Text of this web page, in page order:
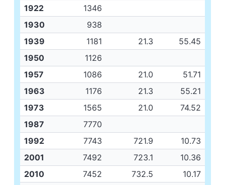
1922
1346
1930
938
1939
1181 21.3
55.45
1950
1126
1957
1086 21.0
51.71
1963
1176 21.3
55.21
1973
1565 21.0
74.52
1987
7770
1992
7743 721.9
10.73
2001
7492 723.1
10.36
2010
7452 732.5
10.17